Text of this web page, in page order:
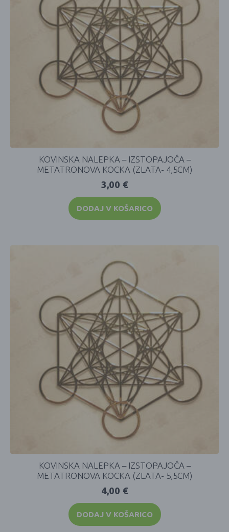
KOVINSKA NALEPKA – IZSTOPAJOČA –
METATRONOVA KOCKA (ZLATA- 4,5CM)
3,00 €
DODAJ V KOŠARICO
KOVINSKA NALEPKA – IZSTOPAJOČA –
METATRONOVA KOCKA (ZLATA- 5,5CM)
4,00 €
DODAJ V KOŠARICO